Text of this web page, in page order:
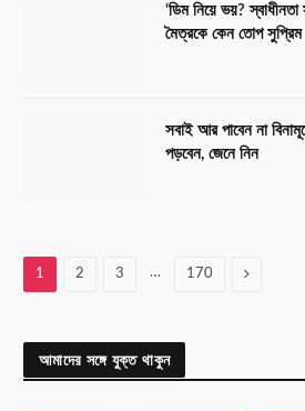
‘ডিম নিয়ে ভয়? স্বাধীনতা
মৈত্রকে কেন তোপ সুপ্রিম
সবাই আর পাবেন না
পড়বেন, জেনে নিন
1 2 3 … 170 Next
আমাদের সঙ্গে যুক্ত থাকুন